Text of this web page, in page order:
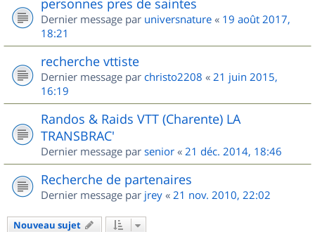
personnes pres de saintes
Dernier message par universnature « 19 août 2017,
18:21
recherche vttiste
Dernier message par christo2208 « 21 juin 2015,
16:19
Randos & Raids VTT (Charente) LA
TRANSBRAC'
Dernier message par senior « 21 déc. 2014, 18:46
Recherche de partenaires
Dernier message par jrey « 21 nov. 2010, 22:02
Nouveau sujet